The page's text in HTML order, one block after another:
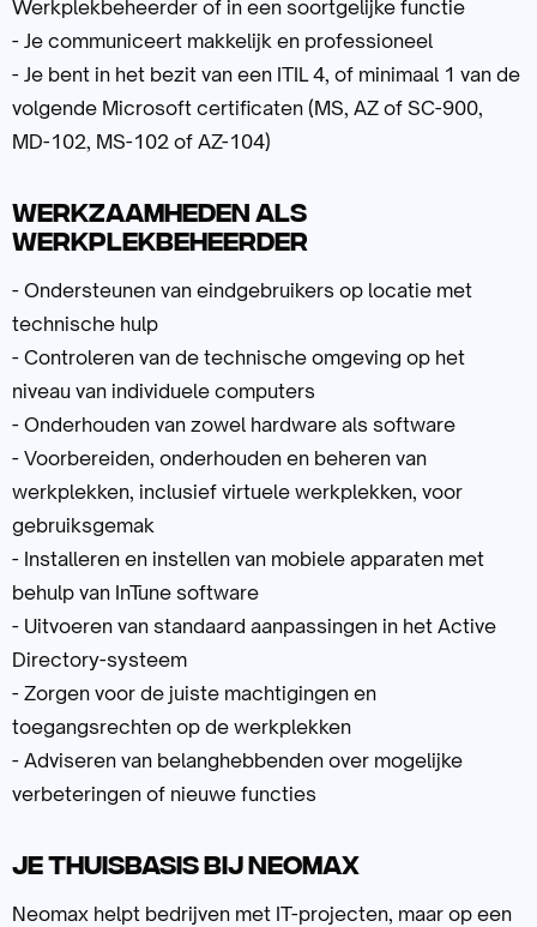
Werkplekbeheerder of in een soortgelijke functie
- Je communiceert makkelijk en professioneel
- Je bent in het bezit van een ITIL 4, of minimaal 1 van de
volgende Microsoft certificaten (MS, AZ of SC-900,
MD-102, MS-102 of AZ-104)
Werkzaamheden als
Werkplekbeheerder
- Ondersteunen van eindgebruikers op locatie met
technische hulp
- Controleren van de technische omgeving op het
niveau van individuele computers
- Onderhouden van zowel hardware als software
- Voorbereiden, onderhouden en beheren van
werkplekken, inclusief virtuele werkplekken, voor
gebruiksgemak
- Installeren en instellen van mobiele apparaten met
behulp van InTune software
- Uitvoeren van standaard aanpassingen in het Active
Directory-systeem
- Zorgen voor de juiste machtigingen en
toegangsrechten op de werkplekken
- Adviseren van belanghebbenden over mogelijke
verbeteringen of nieuwe functies
Je thuisbasis bij neomax
Neomax helpt bedrijven met IT-projecten, maar op een